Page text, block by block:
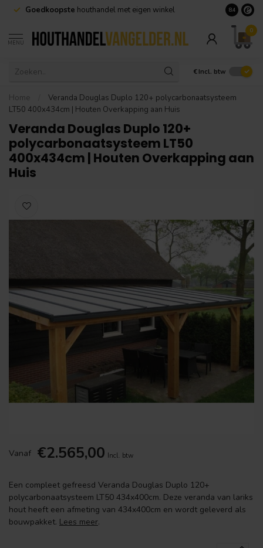
Goedkoopste houthandel met eigen winkel Geen
8.4
MENU
0
€ Incl. btw
Home
Veranda Douglas Duplo 120+ polycarbonaatsysteem
LT50 400x434cm | Houten Overkapping aan Huis
Veranda Douglas Duplo 120+
polycarbonaatsysteem LT50
400x434cm | Houten Overkapping aan
Huis
Vanaf €2.565,00 Incl. btw
Een compleet gefreesd Veranda Douglas Duplo 120+
polycarbonaatsysteem LT50 434x400cm. Deze veranda van lariks
hout heeft een afmeting van 434x400cm en wordt geleverd als
bouwpakket. Lees meer.